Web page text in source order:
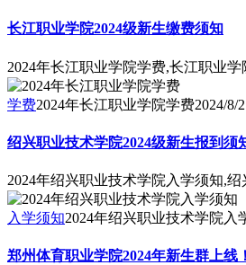
长江职业学院2024级新生缴费须知
2024年长江职业学院学费,长江职业
学费2024年长江职业学院学费2024/8/
绍兴职业技术学院2024级新生报到须
2024年绍兴职业技术学院入学须知,
入学须知2024年绍兴职业技术学院入
郑州体育职业学院2024年新生群上线！